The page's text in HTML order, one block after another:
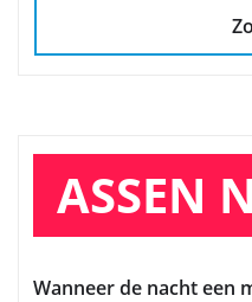
ASSEN
Wanneer de nacht een